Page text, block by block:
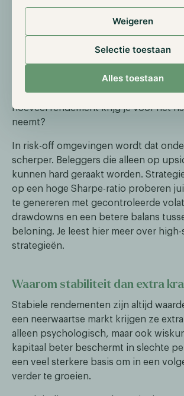
Weigeren
Selectie toestaan
Alles toestaan
moeilijker te vinden is, wordt het nog
Daar komt het belang van high-
naar voren. Niet elke kans is
die rendement kan opleveren. De
hoeveel rendement krijg je voor het
neemt?
In risk-off omgevingen wordt dat
scherper. Beleggers die alleen op
kunnen hard geraakt worden.
op een hoge Sharpe-ratio proberen
te genereren met gecontroleerde
drawdowns en een betere balans
beloning. Je leest hier meer over high-
strategieën.
Waarom stabiliteit dan extra
Stabiele rendementen zijn altijd
een neerwaartse markt krijgen ze
alleen psychologisch, maar ook
kapitaal beter beschermt in slechte
een veel sterkere basis om in een
verder te groeien.